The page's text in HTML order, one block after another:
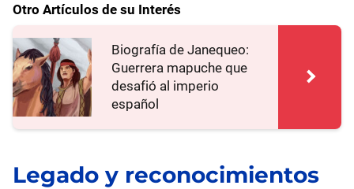
Otro Artículos de su Interés
Biografía de Janequeo:
Guerrera mapuche que
desafió al imperio
español
Legado y reconocimientos